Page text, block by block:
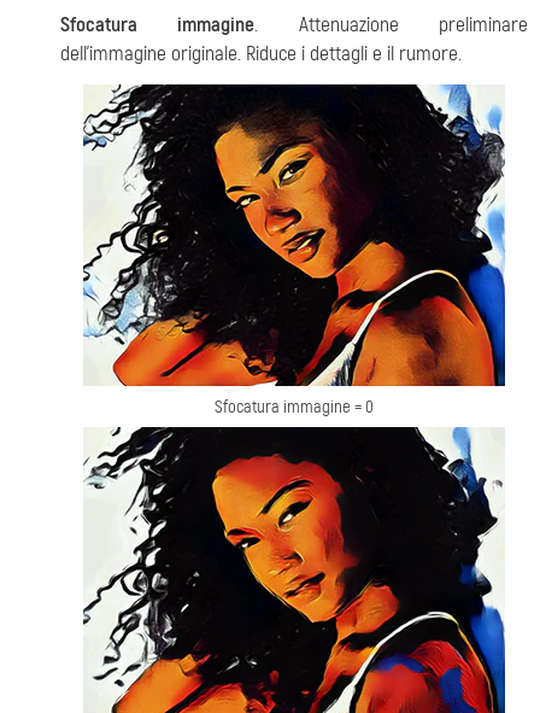
Sfocatura immagine. Attenuazione preliminare
dell'immagine originale. Riduce i dettagli e il rumore.
Sfocatura immagine = 0